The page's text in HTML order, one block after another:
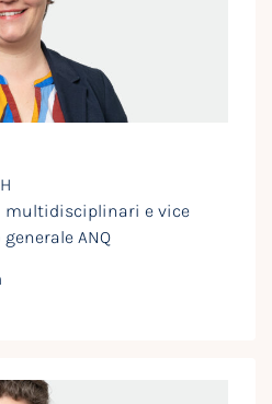
multidisciplinari e vice
ANQ